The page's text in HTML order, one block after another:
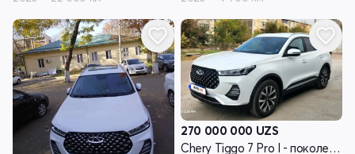
270 000 000 UZS
Chery Tiggo 7 Pro I - поколение